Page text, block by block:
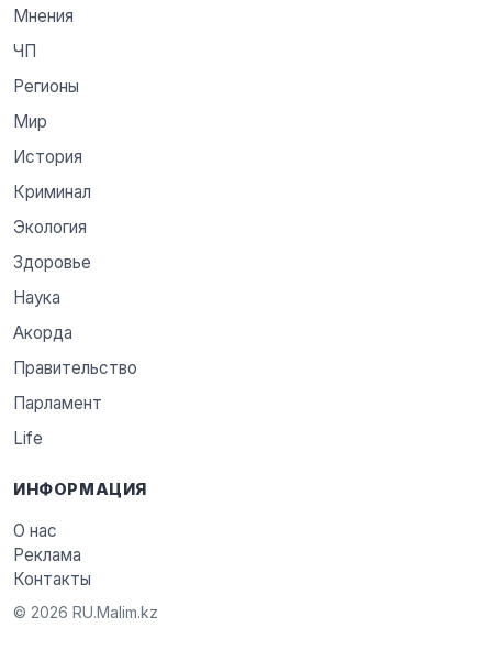
Мнения
ЧП
Регионы
Мир
История
Криминал
Экология
Здоровье
Наука
Акорда
Правительство
Парламент
Life
ИНФОРМАЦИЯ
О нас
Реклама
Контакты
© 2026 RU.Malim.kz